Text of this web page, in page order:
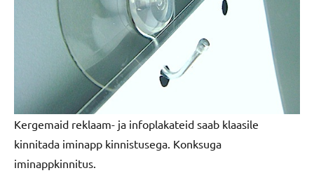
Kergemaid reklaam- ja infoplakateid saab klaasile
kinnitada iminapp kinnistusega. Konksuga
iminappkinnitus.